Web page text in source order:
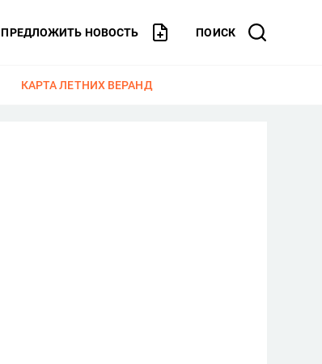
ПРЕДЛОЖИТЬ НОВОСТЬ ПОИСК
ЕЩЕ
КАРТА ЛЕТНИХ ВЕРАНД